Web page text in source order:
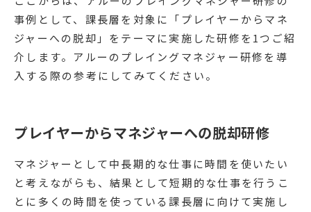
事例として、課長層を対象に「プレイヤーからマネ
ジャーへの脱却」をテーマに実施した研修を1つご紹
介します。アルーのプレイングマネジャー研修を導
入する際の参考にしてみてください。
プレイヤーからマネジャーへの脱却研修
マネジャーとして中長期的な仕事に時間を使いたい
と考えながらも、結果として短期的な仕事を行うこ
とに多くの時間を使っている課長層に向けて実施し